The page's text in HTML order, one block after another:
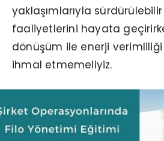
yaklaşımlarıyla sürdürülebilir
faaliyetlerini hayata
dönüşüm ile enerji verimliliği
ihmal etmemeliyiz.